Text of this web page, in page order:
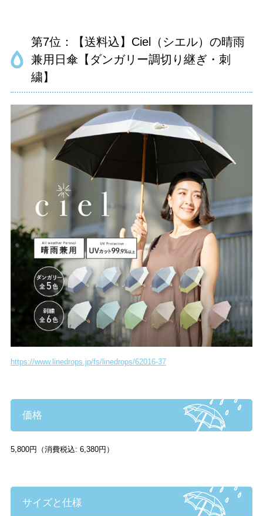
第7位：【送料込】Ciel（シエル）の晴雨
兼用日傘【ダンガリー調切り継ぎ・刺
繍】
https://www.linedrops.jp/fs/linedrops/62016-37
価格
5,800円（消費税込: 6,380円）
サイズと仕様